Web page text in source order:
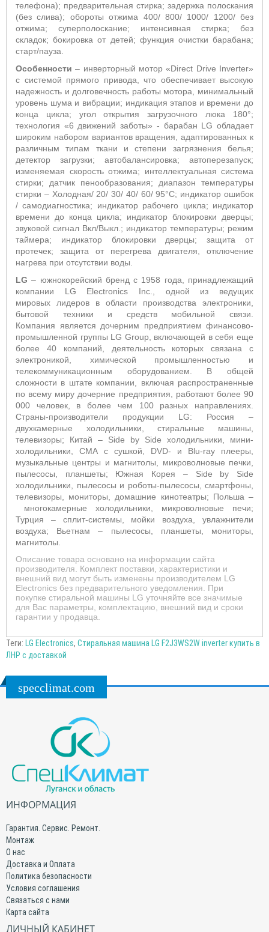
телефона); предварительная стирка; задержка полоскания
(без слива); обороты отжима 400/ 800/ 1000/ 1200/ без
отжима; суперполоскание; интенсивная стирка; без
складок; бокировка от детей; функция очистки барабана;
старт/пауза.
Особенности– инверторный мотор «Direct Drive Inverter»
с системой прямого привода, что обеспечивает высокую
надежность и долговечность работы мотора, минимальный
уровень шума и вибрации; индикация этапов и времени до
конца цикла; угол открытия загрузочного люка 180°;
технология «6 движений заботы» - барабан LG обладает
широким набором вариантов вращения, адаптированных к
различным типам ткани и степени загрязнения белья;
детектор загрузки; автобалансировка; автоперезапуск;
изменяемая скорость отжима; интеллектуальная система
стирки; датчик пенообразования; диапазон температуры
стирки – Холодная/ 20/ 30/ 40/ 60/ 95°С; индикатор ошибок
/ самодиагностика; индикатор рабочего цикла; индикатор
времени до конца цикла; индикатор блокировки дверцы;
звуковой сигнал Вкл/Выкл.; индикатор температуры; режим
таймера; индикатор блокировки дверцы; защита от
протечек; защита от перегрева двигателя, отключение
нагрева при отсутствии воды.
LG – южнокорейский бренд с 1958 года, принадлежащий
компании LG Electronics Inc., одной из ведущих
мировых лидеров в области производства электроники,
бытовой техники и средств мобильной связи.
Компания является дочерним предприятием финансово-
промышленной группы LG Group, включающей в себя еще
более 40 компаний, деятельность которых связана с
электроникой, химической промышленностью и
телекоммуникационным оборудованием. В общей
сложности в штате компании, включая распространенные
по всему миру дочерние предприятия, работают более 90
000 человек, в более чем 100 разных направлениях.
Страны-производители продукции LG: Россия –
двухкамерные холодильники, стиральные машины,
телевизоры; Китай –
Side by Side холодильники, мини-
холодильники, СМА с сушкой, DVD- и Blu-ray плееры,
музыкальные центры и магнитолы, микроволновые печки,
пылесосы, планшеты; Южная Корея –
Side by Side
холодильники, пылесосы и роботы-пылесосы, смартфоны,
телевизоры, мониторы, домашние кинотеатры; Польша –
многокамерные холодильники, микроволновые печи;
Турция – сплит-системы, мойки воздуха, увлажнители
воздуха; Вьетнам –
пылесосы, планшеты, мониторы,
магнитолы.
Описание товара основано на информации сайта
производителя. Комплект поставки, характеристики и
внешний вид могут быть изменены производителем LG
Electronics без предварительного уведомления. При
покупке стиральной машины LG уточняйте все значимые
для Вас параметры, комплектацию, внешний вид и сроки
гарантии у продавца.
Теги: LG Electronics, Стиральная машина LG F2J3WS2W inverter купить в
ЛНР с доставкой
specclimat.com
ИНФОРМАЦИЯ
Гарантия. Сервис. Ремонт.
Монтаж
О нас
Доставка и Оплата
Политика безопасности
Условия соглашения
Связаться с нами
Карта сайта
ЛИЧНЫЙ КАБИНЕТ